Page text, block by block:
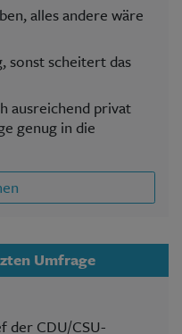
alles andere wäre
sonst scheitert das
ausreichend privat
genug in die
Umfrage
der CDU/CSU-